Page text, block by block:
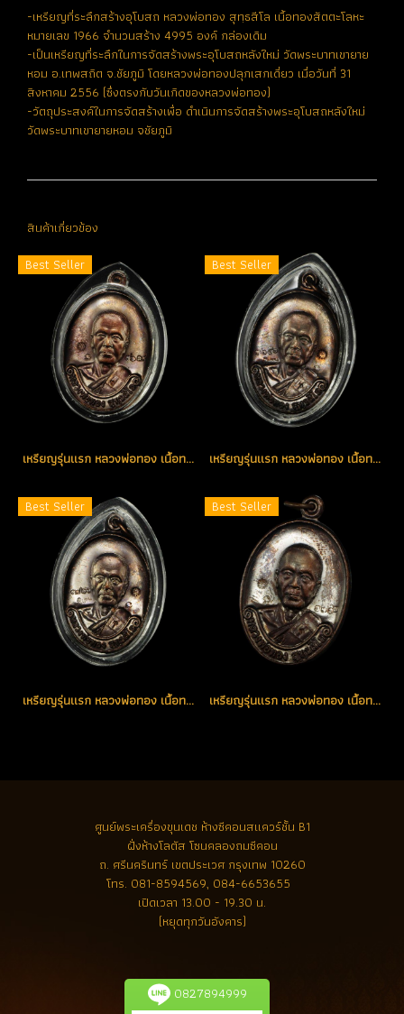
-เหรียญที่ระลึกสร้างอุโบสถ หลวงพ่อทอง สุทฺธสีโล เนื้อทองสัตตะโลหะ
หมายเลข 1966 จำนวนสร้าง 4995 องค์ กล่องเดิม
-เป็นเหรียญที่ระลึกในการจัดสร้างพระอุโบสถหลังใหม่ วัดพระบาทเขายาย
หอม อ.เทพสถิต จ.ชัยภูมิ โดยหลวงพ่อทองปลุกเสกเดี่ยว เมื่อวันที่ 31
สิงหาคม 2556 (ซึ่งตรงกับวันเกิดของหลวงพ่อทอง)
-วัตถุประสงค์ในการจัดสร้างเพื่อ ดำเนินการจัดสร้างพระอุโบสถหลังใหม่
วัดพระบาทเขายายหอม จชัยภูมิ
สินค้าเกี่ยวข้อง
Best Seller
เหรียญรุ่นแรก หลวงพ่อทอง เนื้อทองแดงรมดำ เหรียญแจกโค้ด K หมายเลข 3618 (ขายแล้ว)
Best Seller
เหรียญรุ่นแรก หลวงพ่อทอง เนื้อทองแดงรมดำ โค้ด K หมายเลข 3651 ตอกพิเศษอีก 5 โค้ด (ขายแล้ว)
Best Seller
เหรียญรุ่นแรก หลวงพ่อทอง เนื้อทองแดงรมดำ โค้ด K หมายเลข 3726 ตอกพิเศษอีก 5 โค้ด (ขายแล้ว)
Best Seller
เหรียญรุ่นแรก หลวงพ่อทอง เนื้อทองแดงรมดำ เหรียญแจกโค้ด K หมายเลข 1712 (ขายแล้ว)
ศูนย์พระเครื่องขุนเดช ห้างซีคอนสแควร์ชั้น B1
ฝั่งห้างโลตัส โซนคลองถมซีคอน
ถ. ศรีนครินทร์ เขตประเวศ กรุงเทพ 10260
โทร. 081-8594569, 084-6653655
เปิดเวลา 13.00 - 19.30 น.
(หยุดทุกวันอังคาร)
0827894999